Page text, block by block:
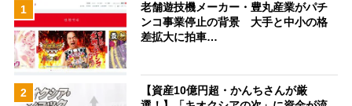
1
老舗遊技機メーカー・豊丸産業がパチ
ンコ事業停止の背景 大手と中小の格
差拡大に拍車…
2
【資産10億円超・かんちさんが厳